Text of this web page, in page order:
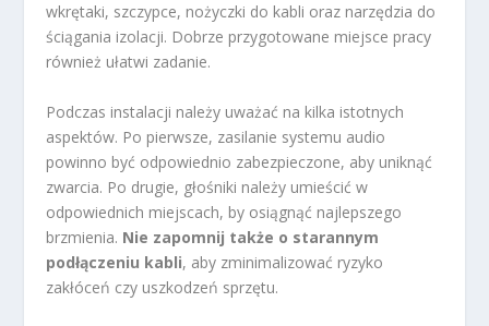
wkrętaki, szczypce, nożyczki do kabli oraz narzędzia do
ściągania izolacji. Dobrze przygotowane miejsce pracy
również ułatwi zadanie.
Podczas instalacji należy uważać na kilka istotnych
aspektów. Po pierwsze, zasilanie systemu audio
powinno być odpowiednio zabezpieczone, aby uniknąć
zwarcia. Po drugie, głośniki należy umieścić w
odpowiednich miejscach, by osiągnąć najlepszego
brzmienia. Nie zapomnij także o starannym
podłączeniu kabli, aby zminimalizować ryzyko
zakłóceń czy uszkodzeń sprzętu.